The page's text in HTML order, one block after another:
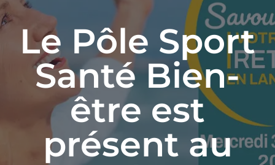
Récuperation
Santé
Bien-Être
Actualités
Le Pôle Sport
Santé Bien-
être est
présent au